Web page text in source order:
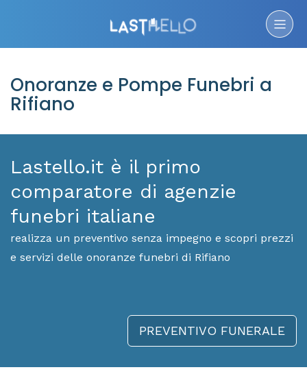
Onoranze e Pompe Funebri a
Rifiano
Lastello.it è il primo
comparatore di agenzie
funebri italiane
realizza un preventivo senza impegno e scopri prezzi
e servizi delle onoranze funebri di Rifiano
PREVENTIVO FUNERALE